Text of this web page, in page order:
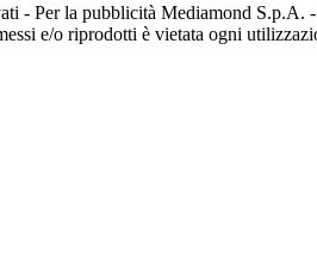
- Per la pubblicità Mediamond S.p.A.
e/o riprodotti è vietata ogni